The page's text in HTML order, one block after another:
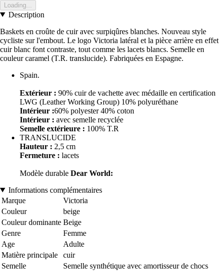
Loading...
Description
Baskets en croûte de cuir avec surpiqûres blanches. Nouveau style
cycliste sur l'embout. Le logo Victoria latéral et la pièce arrière en effet
cuir blanc font contraste, tout comme les lacets blancs. Semelle en
couleur caramel (T.R. translucide). Fabriquées en Espagne.
Spain.
Extérieur : 90% cuir de vachette avec médaille en certification
LWG (Leather Working Group) 10% polyuréthane
Intérieur :60% polyester 40% coton
Intérieur : avec semelle recyclée
Semelle extérieure : 100% T.R
TRANSLUCIDE
Hauteur : 2,5 cm
Fermeture : lacets
Modèle durable Dear World:
Informations complémentaires
Marque
Victoria
Couleur
beige
Couleur dominante Beige
Genre
Femme
Age
Adulte
Matière principale
cuir
Semelle
Semelle synthétique avec amortisseur de chocs